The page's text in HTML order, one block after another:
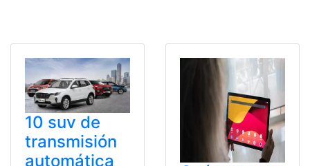
10 suv de
transmisión
automática